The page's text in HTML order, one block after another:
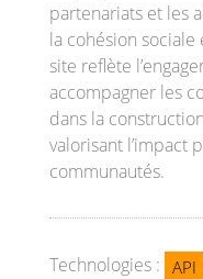
partenariats et les
la cohésion
site reflète
accompagner les
dans la
valorisant l’impact
communautés.
Technologies : API